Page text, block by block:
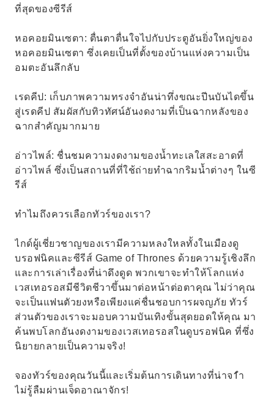
ที่สุดของซีรีส์
หอคอยมินเซตา: ตื่นตาตื่นใจไปกับประตูอันยิ่งใหญ่ของ
หอคอยมินเซตา ซึ่งเคยเป็นที่ตั้งของบ้านแห่งความเป็น
อมตะอันลึกลับ
เรดคีป: เก็บภาพความทรงจำอันน่าทึ่งขณะปีนบันไดขึ้น
สู่เรดคีป สัมผัสกับทิวทัศน์อันงดงามที่เป็นฉากหลังของ
ฉากสำคัญมากมาย
อ่าวไพล์: ชื่นชมความงดงามของน้ำทะเลใสสะอาดที่
อ่าวไพล์ ซึ่งเป็นสถานที่ที่ใช้ถ่ายทำฉากริมน้ำต่างๆ ในซี
รีส์
ทำไมถึงควรเลือกทัวร์ของเรา?
ไกด์ผู้เชี่ยวชาญของเรามีความหลงใหลทั้งในเมืองดู
บรอฟนิคและซีรีส์ Game of Thrones ด้วยความรู้เชิงลึก
และการเล่าเรื่องที่น่าดึงดูด พวกเขาจะทำให้โลกแห่ง
เวสเทอรอสมีชีวิตชีวาขึ้นมาต่อหน้าต่อตาคุณ ไม่ว่าคุณ
จะเป็นแฟนตัวยงหรือเพียงแค่ชื่นชอบการผจญภัย ทัวร์
ส่วนตัวของเราจะมอบความบันเทิงขั้นสุดยอดให้คุณ มา
ค้นพบโลกอันงดงามของเวสเทอรอสในดูบรอฟนิค ที่ซึ่ง
นิยายกลายเป็นความจริง!
จองทัวร์ของคุณวันนี้และเริ่มต้นการเดินทางที่น่าจ1ำ
ไม่รู้ลืมผ่านเจ็ดอาณาจักร!